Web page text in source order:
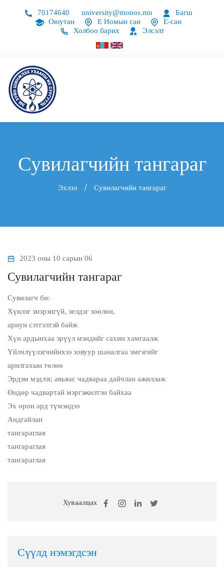
70174640 university@monos.mn
Багш
Оюутан
Е Номын сан
Е-сан
Холбоо барих
Элсэлт
Сувилагчийн тангараг
Эхлэл Сувилагчийн тангараг
2023 оны 10 сарын 06
Сувилагчийн тангараг
Сувилагч би:
Хүнлэг энэрэнгүй, эелдэг зөөлөн,
ариун сэтгэлтэй байж
Хүн ардынхаа эрүүл мэндийг сахин хамгаалж
Үйлчлүүлэгчийнхээ зовуур шаналгаа эмгэгийг
арилгахын төлөө
Эрдэм мэдлэг, авьяас чадвараа дайчлан ажиллаж
Өндөр чадвартай мэргэжилтэн байхаа
Эх орон ард түмэндээ
Андгайлан
тангараглая
тангараглая
тангараглая
Хуваалцах
Сүүлд нэмэгдсэн